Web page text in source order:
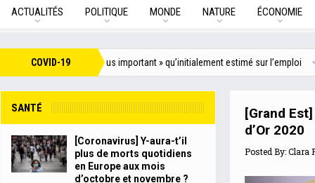
ACTUALITÉS POLITIQUE MONDE NATURE ÉCONOMIE
COVID-19
impact « bien plus important » qu’initialement estimé sur l’emploi
[Grand
d’Or 2020
Posted By:Clara
SANTÉ
[Coronavirus] Y-aura-t’il
plus de morts quotidiens
en Europe aux mois
d’octobre et novembre ?